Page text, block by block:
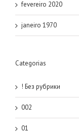
fevereiro 2020
janeiro 1970
Categorias
! Без рубрики
002
01